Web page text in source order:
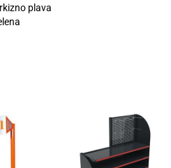
plava